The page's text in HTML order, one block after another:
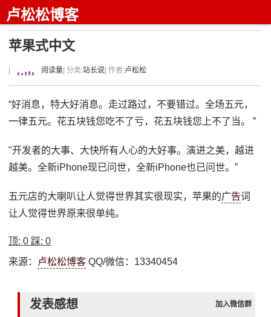
卢松松博客
苹果式中文
阅读量 | 分类:站长说 | 作者:卢松松
“好消息，特大好消息。走过路过，不要错过。全场五元，
一律五元。花五块钱您吃不了亏，花五块钱您上不了当。 ”
"开发者的大事、大快所有人心的大好事。演进之美，越进
越美。全新iPhone现已问世，全新iPhone也已问世。”
五元店的大喇叭让人觉得世界其实很现实，苹果的广告词
让人觉得世界原来很单纯。
顶:0 踩:0
来源： 卢松松博客 QQ/微信：13340454
发表感想 加入微信群